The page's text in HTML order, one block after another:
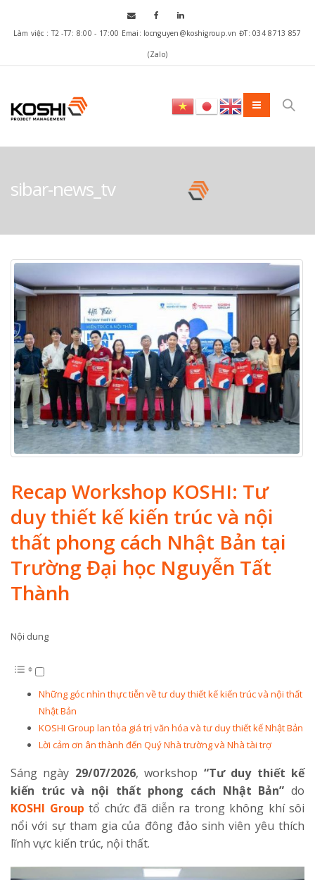
Làm việc : T2 -T7: 8:00 - 17:00 Emai: locnguyen@koshigroup.vn ĐT: 034 8713 857
(Zalo)
sibar-news_tv
Recap Workshop KOSHI: Tư
duy thiết kế kiến trúc và nội
thất phong cách Nhật Bản tại
Trường Đại học Nguyễn Tất
Thành
Nội dung
Những góc nhìn thực tiễn về tư duy thiết kế kiến trúc và nội thất
Nhật Bản
KOSHI Group lan tỏa giá trị văn hóa và tư duy thiết kế Nhật Bản
Lời cảm ơn ân thành đến Quý Nhà trường và Nhà tài trợ
Sáng ngày 29/07/2026, workshop “Tư duy thiết kế
kiến trúc và nội thất phong cách Nhật Bản” do
KOSHI Group tổ chức đã diễn ra trong không khí sôi
nổi với sự tham gia của đông đảo sinh viên yêu thích
lĩnh vực kiến trúc, nội thất.